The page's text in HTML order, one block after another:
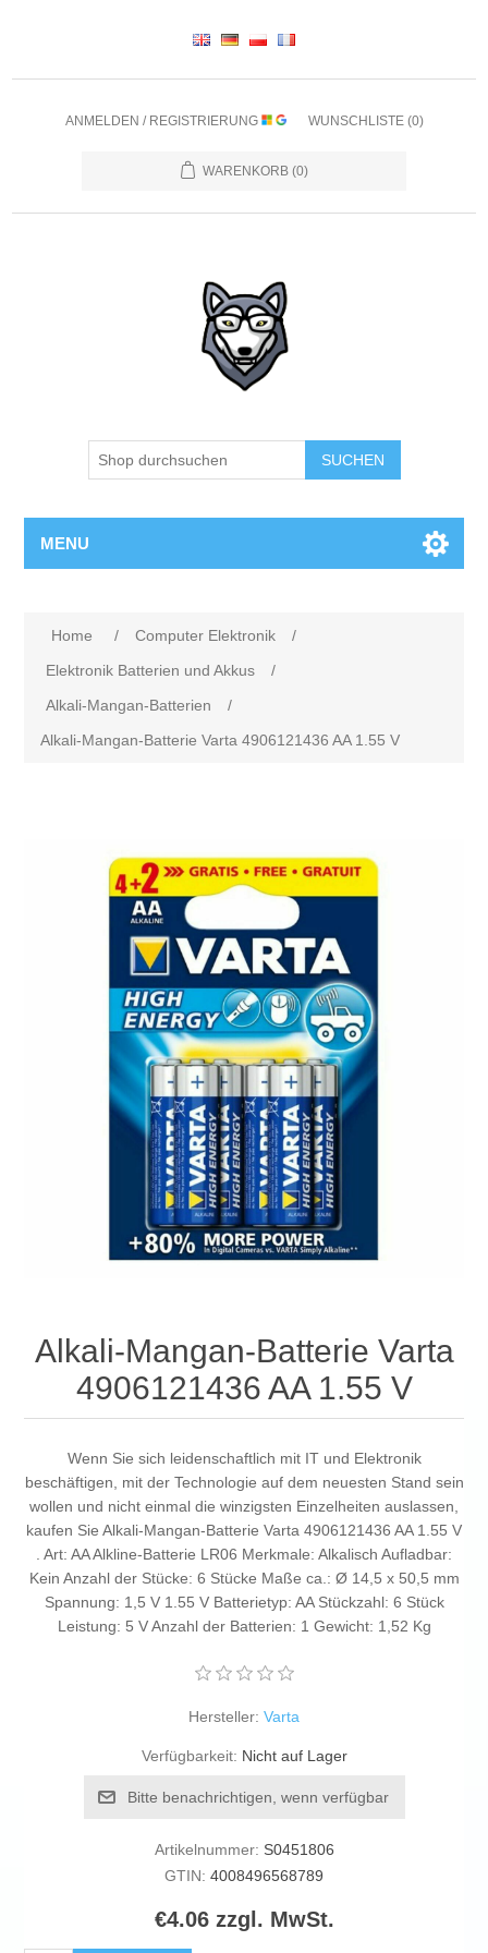
ANMELDEN / REGISTRIERUNG WUNSCHLISTE (0)
WARENKORB (0)
SUCHEN
MENU
Home / Computer Elektronik
/
Elektronik Batterien und Akkus
/
Alkali-Mangan-Batterien
/
Alkali-Mangan-Batterie Varta 4906121436 AA 1.55 V
Alkali-Mangan-Batterie Varta
4906121436 AA 1.55 V
Wenn Sie sich leidenschaftlich mit IT und Elektronik
beschäftigen, mit der Technologie auf dem neuesten Stand sein
wollen und nicht einmal die winzigsten Einzelheiten auslassen,
kaufen Sie Alkali-Mangan-Batterie Varta 4906121436 AA 1.55 V
. Art: AA Alkline-Batterie LR06 Merkmale: Alkalisch Aufladbar:
Kein Anzahl der Stücke: 6 Stücke Maße ca.: Ø 14,5 x 50,5 mm
Spannung: 1,5 V 1.55 V Batterietyp: AA Stückzahl: 6 Stück
Leistung: 5 V Anzahl der Batterien: 1 Gewicht: 1,52 Kg
Hersteller: Varta
Verfügbarkeit: Nicht auf Lager
Bitte benachrichtigen, wenn verfügbar
Artikelnummer: S0451806
GTIN: 4008496568789
€4.06 zzgl. MwSt.